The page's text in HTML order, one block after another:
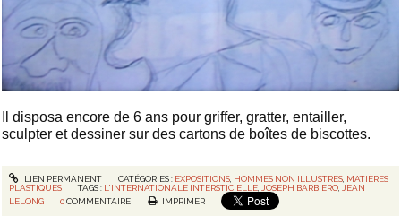
Il disposa encore de 6 ans pour griffer, gratter, entailler,
sculpter et dessiner sur des cartons de boîtes de biscottes.
LIEN PERMANENT CATÉGORIES : EXPOSITIONS, HOMMES NON ILLUSTRES, MATIÈRES
PLASTIQUES
TAGS : L'INTERNATIONALE INTERSTICIELLE,JOSEPH BARBIERO,JEAN
LELONG
0 COMMENTAIRE IMPRIMER